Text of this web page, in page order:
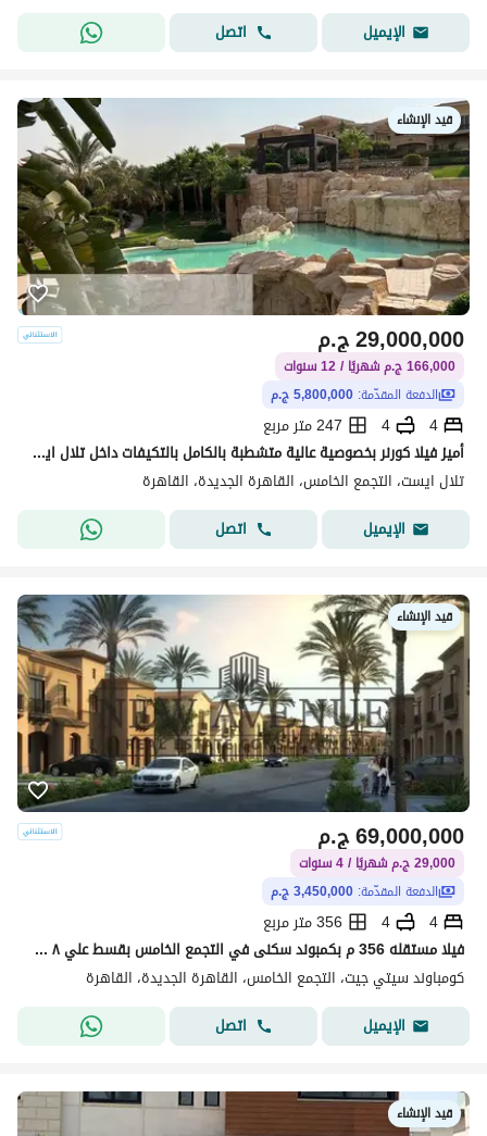
الإيميل
اتصل
قيد الإنشاء
ج.م29,000,000
166,000 ج.م شهريًا / 12 سنوات
الدفعة المقدّمة: 5,800,000 ج.م
4
4
247 متر مربع
أميز فيلا كورنر بخصوصية عالية متشطبة بالكامل بالتكيفات داخل تلال ايست فيو على بحيرات صناعية بمقم (5 مليون ) واقساط تصل ال 12 سنة
تلال ايست، التجمع الخامس، القاهرة الجديدة، القاهرة
الإيميل
اتصل
قيد الإنشاء
ج.م69,000,000
29,000 ج.م شهريًا / 4 سنوات
الدفعة المقدّمة: 3,450,000 ج.م
4
4
356 متر مربع
فيلا مستقله 356 م بكمبوند سكنى في التجمع الخامس بقسط علي ٨ سنوات City Gate New Cairo
كومباوند سيتي جيت، التجمع الخامس، القاهرة الجديدة، القاهرة
الإيميل
اتصل
قيد الإنشاء